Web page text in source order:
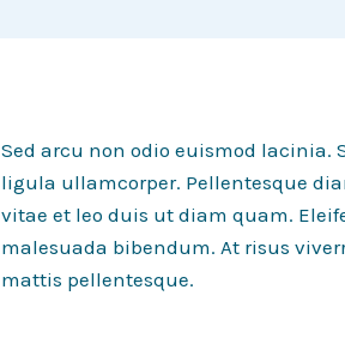
Sed arcu non odio euismod
ligula ullamcorper. Pellentesque
vitae et leo duis ut diam quam.
malesuada bibendum. At risus
mattis pellentesque.